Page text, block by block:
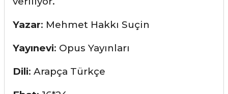
Yazar: Mehmet Hakkı Suçin
Yayınevi: Opus Yayınları
Dili: Arapça Türkçe